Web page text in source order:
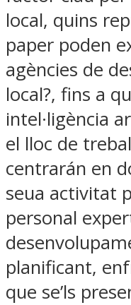
local, quins
paper poden
agències de
local?, fins a
intel·ligència
el lloc de
centrarán en
seua activitat
personal
planificant,
que se’ls